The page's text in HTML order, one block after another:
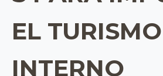
EL TURISMO
INTERNO